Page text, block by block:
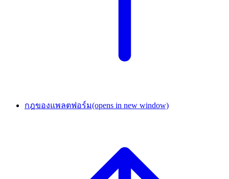
กฎของแพลตฟอร์ม(opens in new window)